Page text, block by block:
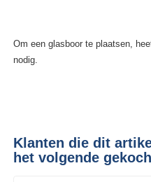
Om een glasboor te plaatsen,
nodig.
Klanten die dit
het volgende